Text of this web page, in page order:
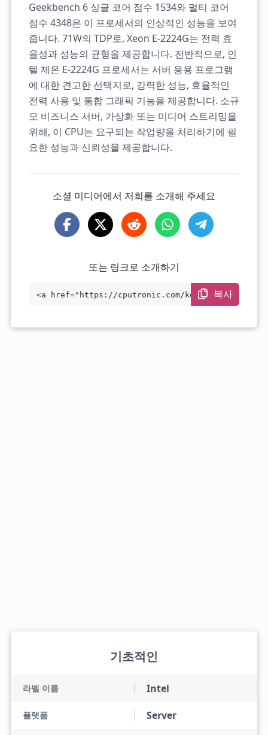
Geekbench 6 싱글 코어 점수 1534와 멀티 코어
점수 4348은 이 프로세서의 인상적인 성능을 보여
줍니다. 71W의 TDP로, Xeon E-2224G는 전력 효
율성과 성능의 균형을 제공합니다. 전반적으로, 인
텔 제온 E-2224G 프로세서는 서버 응용 프로그램
에 대한 견고한 선택지로, 강력한 성능, 효율적인
전력 사용 및 통합 그래픽 기능을 제공합니다. 소규
모 비즈니스 서버, 가상화 또는 미디어 스트리밍을
위해, 이 CPU는 요구되는 작업량을 처리하기에 필
요한 성능과 신뢰성을 제공합니다.
소셜 미디어에서 저희를 소개해 주세요
또는 링크로 소개하기
<a href="https://cputronic.com/ko/cpu/in
복사
기초적인
라벨 이름 Intel
플랫폼 Server